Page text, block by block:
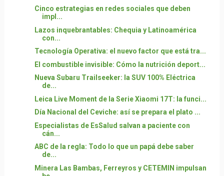
Cinco estrategias en redes sociales que deben
impl...
Lazos inquebrantables: Chequia y Latinoamérica
con...
Tecnología Operativa: el nuevo factor que está tra...
El combustible invisible: Cómo la nutrición deport...
Nueva Subaru Trailseeker: la SUV 100% Eléctrica
de...
Leica Live Moment de la Serie Xiaomi 17T: la funci...
Día Nacional del Ceviche: así se prepara el plato ...
Especialistas de EsSalud salvan a paciente con
cán...
ABC de la regla: Todo lo que un papá debe saber
de...
Minera Las Bambas, Ferreyros y CETEMIN impulsan